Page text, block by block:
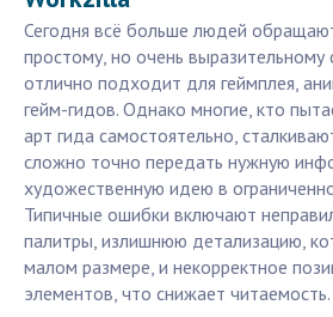
Сегодня всё больше людей
простому, но очень выразительному
отлично подходит для геймплея,
гейм-гидов. Однако многие, кто
арт гида самостоятельно,
сложно точно передать нужную
художественную идею в
Типичные ошибки включают
палитры, излишнюю детализацию,
малом размере, и некорректное
элементов, что снижает читаемость.